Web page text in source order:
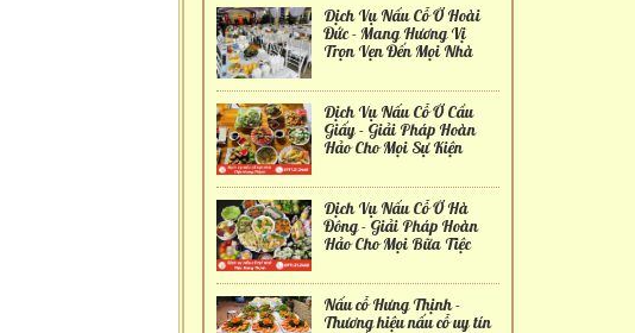
Dịch Vụ Nấu Cỗ Ở Hoài
Đức - Mang Hương Vị
Trọn Vẹn Đến Mọi Nhà
Dịch Vụ Nấu Cỗ Ở Cầu
Giấy - Giải Pháp Hoàn
Hảo Cho Mọi Sự Kiện
Dịch Vụ Nấu Cỗ Ở Hà
Đông - Giải Pháp Hoàn
Hảo Cho Mọi Bữa Tiệc
Nấu cỗ Hưng Thịnh -
Thương hiệu nấu cỗ uy tín